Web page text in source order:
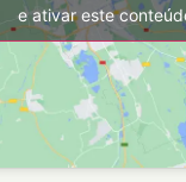
e ativar este